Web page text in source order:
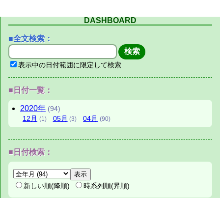
DASHBOARD
■全文検索：
表示中の日付範囲に限定して検索
■日付一覧：
2020年 (94)
12月 (1) 05月 (3) 04月 (90)
■日付検索：
新しい順(降順) 時系列順(昇順)